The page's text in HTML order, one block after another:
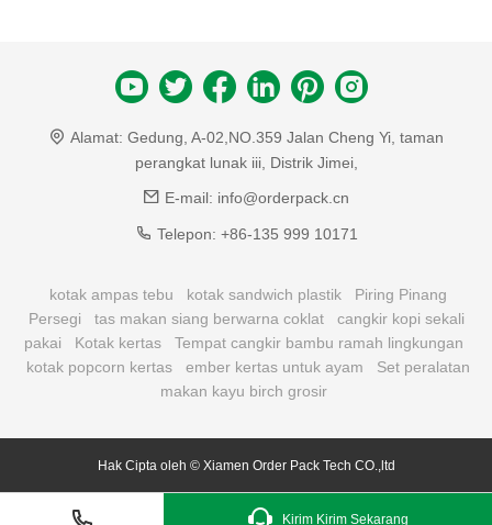
Alamat: Gedung, A-02,NO.359 Jalan Cheng Yi, taman
perangkat lunak iii, Distrik Jimei,
E-mail: info@orderpack.cn
Telepon: +86-135 999 10171
kotak ampas tebu kotak sandwich plastik
Piring Pinang
Persegi
tas makan siang berwarna coklat
cangkir kopi sekali
pakai
Kotak kertas
Tempat cangkir bambu ramah lingkungan
kotak popcorn kertas
ember kertas untuk ayam
Set peralatan
makan kayu birch grosir
Hak Cipta oleh © Xiamen Order Pack Tech CO.,ltd
Kirim Kirim Sekarang